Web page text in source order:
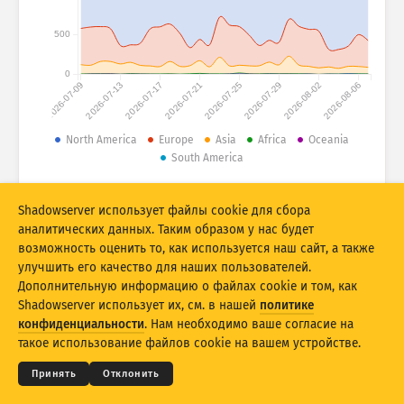
Справка
Страны
Набор данных
Ограничение
Автоматически обновлять результаты
Обновить Сбросить
Скачать как PNG
2026-07-092026-07-132026-07-172026-07-212026-07-252026-07-292026-08-022026-08-06
0
500
North America Europe Asia Africa
Oceania
South America
© 2026THE SHADOWSERVER FOUNDATION
Конфиденциальность и условия
Связь с нами
Благодарности
Shadowserver использует файлы cookie для сбора
аналитических данных. Таким образом у нас будет
возможность оценить то, как используется наш сайт, а также
улучшить его качество для наших пользователей.
Дополнительную информацию о файлах cookie и том, как
Shadowserver использует их, см. в нашей политике
конфиденциальности. Нам необходимо ваше согласие на
такое использование файлов cookie на вашем устройстве.
Принять Отклонить